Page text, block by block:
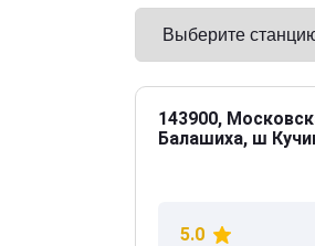
143900,
Балашиха, ш
5.0